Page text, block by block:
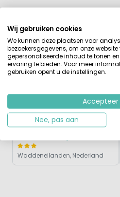
Vergelijkbare Campings
Waddeneilanden, Nederland
Wij gebruiken cookies
We kunnen deze plaatsen voor
bezoekersgegevens, om onze website
gepersonaliseerde inhoud te tonen
ervaring te bieden. Voor meer
gebruiken opent u de instellingen.
Accepteer
Nee, pas aan